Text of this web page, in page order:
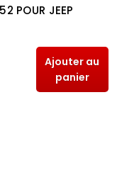
POUR JEEP
Ajouter au
panier